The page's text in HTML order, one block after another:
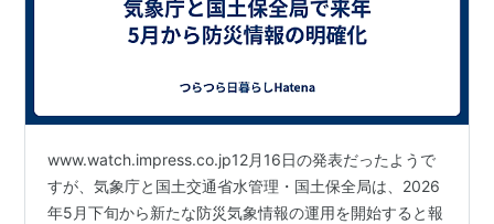
www.watch.impress.co.jp12月16日の発表だったようで
すが、気象庁と国土交通省水管理・国土保全局は、2026
年5月下旬から新たな防災気象情報の運用を開始すると報